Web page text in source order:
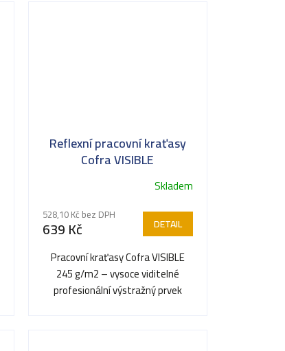
Reflexní pracovní kraťasy
Cofra VISIBLE
Skladem
528,10 Kč bez DPH
639 Kč DETAIL
Pracovní kraťasy Cofra VISIBLE
245 g/m2 – vysoce viditelné
profesionální výstražný prvek